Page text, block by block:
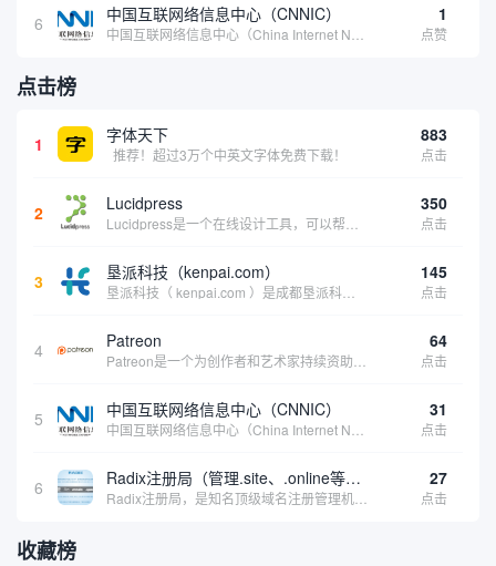
6 中国互联网络信息中心（CNNIC） 1
点赞
点击榜
1 字体天下
推荐！超过3万个中英文字体免费下载！
883
点击
2 Lucidpress 350
点击
3 垦派科技（kenpai.com） 145
点击
4 Patreon 64
点击
5 中国互联网络信息中心（CNNIC） 31
点击
6 Radix注册局（管理.site、.online等顶级域名） 27
点击
收藏榜